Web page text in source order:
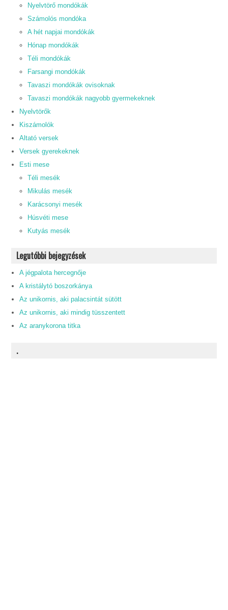
Nyelvtörő mondókák
Számolós mondóka
A hét napjai mondókák
Hónap mondókák
Téli mondókák
Farsangi mondókák
Tavaszi mondókák ovisoknak
Tavaszi mondókák nagyobb gyermekeknek
Nyelvtörők
Kiszámolók
Altató versek
Versek gyerekeknek
Esti mese
Téli mesék
Mikulás mesék
Karácsonyi mesék
Húsvéti mese
Kutyás mesék
Legutóbbi bejegyzések
A jégpalota hercegnője
A kristálytó boszorkánya
Az unikornis, aki palacsintát sütött
Az unikornis, aki mindig tüsszentett
Az aranykorona titka
.